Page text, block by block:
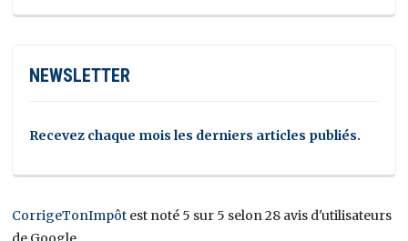
NEWSLETTER
Recevez chaque mois les derniers articles publiés.
CorrigeTonImpôt est noté 5 sur 5 selon 28 avis d'utilisateurs